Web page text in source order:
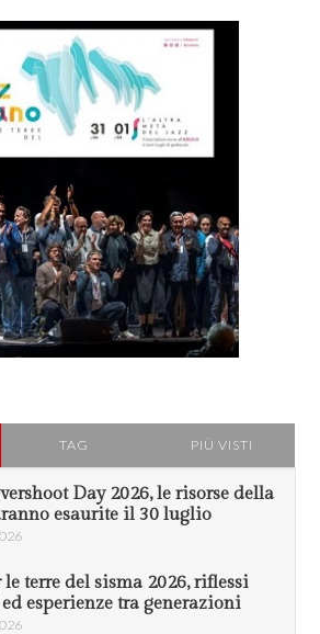
TAG PIÙ VISTI
Day 2026, le risorse della
esaurite il 30 luglio
le terre del sisma 2026, riflessi
esperienze tra generazioni